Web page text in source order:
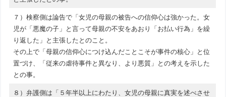
７）検察側は論告で「女児の母親の被告への信仰心は強かった。女
児が「悪魔の子」と言って母親の不安をあおり「お払い行為」を繰
り返した」と主張したとのこと。
その上で「母親の信仰心につけ込んだことこそが事件の核心」と位
置づけ、「従来の虐待事件と異なり、より悪質」との考えを示した
との事。
８）弁護側は「５年半以上にわたり、女児の母親に真実を述べさせ